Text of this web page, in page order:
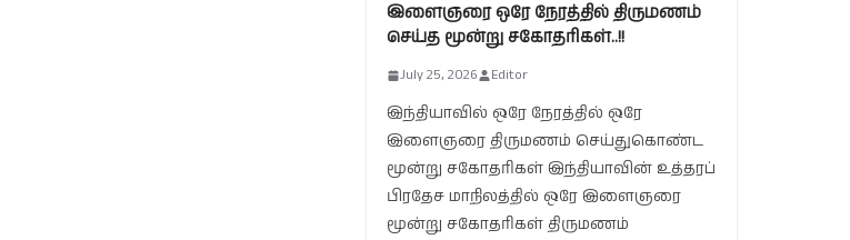
இளைஞரை ஒரே நேரத்தில் திருமணம்
செய்த மூன்று சகோதரிகள்..!!
July 25, 2026 Editor
இந்தியாவில் ஒரே நேரத்தில் ஒரே
இளைஞரை திருமணம் செய்துகொண்ட
மூன்று சகோதரிகள் இந்தியாவின் உத்தரப்
பிரதேச மாநிலத்தில் ஒரே இளைஞரை
மூன்று சகோதரிகள் திருமணம்